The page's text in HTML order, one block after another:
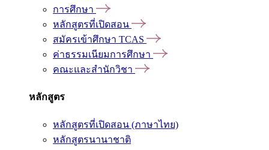
การศึกษา
หลักสูตรที่เปิดสอน
สมัครเข้าศึกษา TCAS
ค่าธรรมเนียมการศึกษา
คณะและสำนักวิชา
หลักสูตร
หลักสูตรที่เปิดสอน (ภาษาไทย)
หลักสูตรนานาชาติ